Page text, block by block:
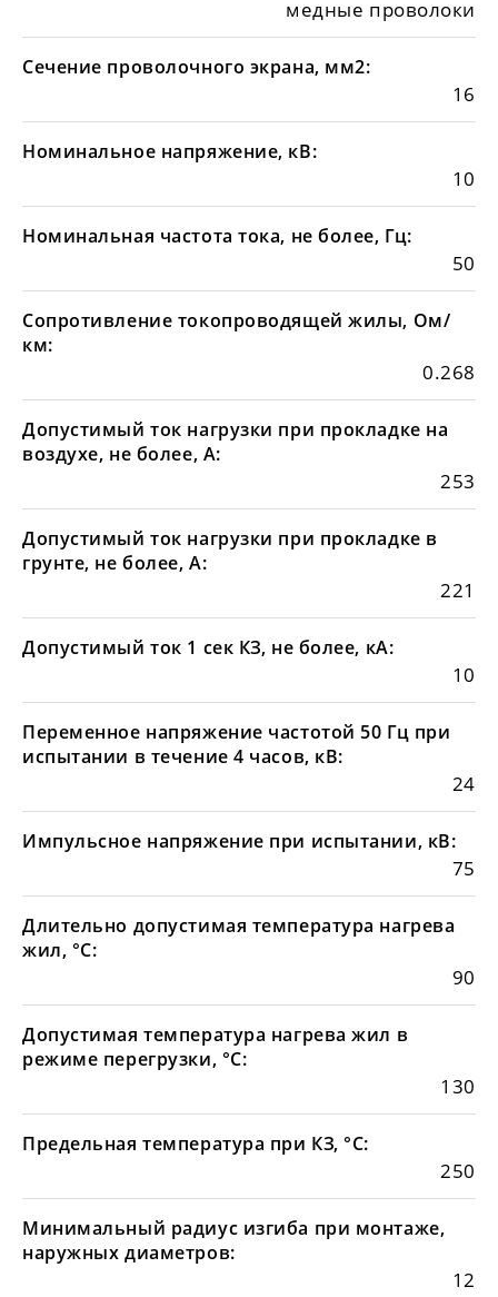
медные проволоки
Сечение проволочного экрана, мм2:
16
Номинальное напряжение, кВ:
10
Номинальная частота тока, не более, Гц:
50
Сопротивление токопроводящей жилы, Ом/
км:
0.268
Допустимый ток нагрузки при прокладке на
воздухе, не более, А:
253
Допустимый ток нагрузки при прокладке в
грунте, не более, А:
221
Допустимый ток 1 сек КЗ, не более, кА:
10
Переменное напряжение частотой 50 Гц при
испытании в течение 4 часов, кВ:
24
Импульсное напряжение при испытании, кВ:
75
Длительно допустимая температура нагрева
жил, °С:
90
Допустимая температура нагрева жил в
режиме перегрузки, °С:
130
Предельная температура при КЗ, °С:
250
Минимальный радиус изгиба при монтаже,
наружных диаметров:
12